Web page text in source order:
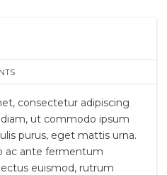
consectetur adipiscing
ut commodo ipsum
purus, eget mattis urna.
ac ante fermentum
euismod, rutrum